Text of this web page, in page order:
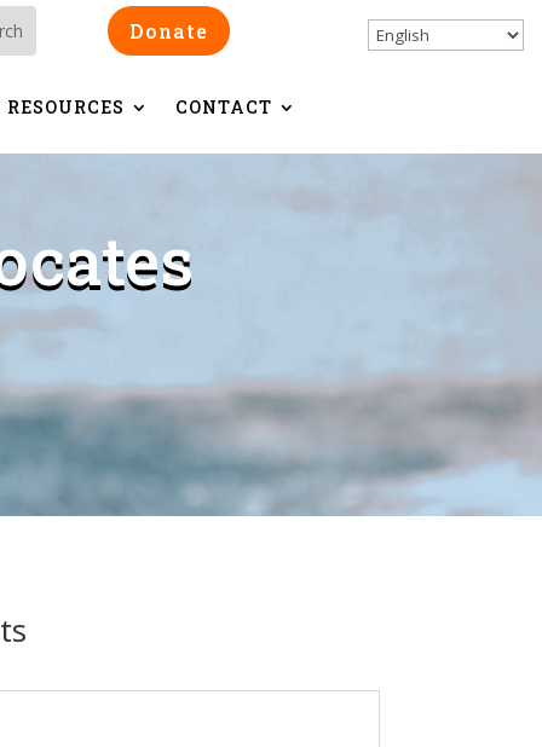
Donate
RESOURCES CONTACT